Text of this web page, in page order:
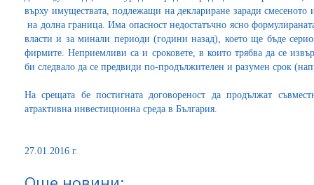
върху имуществата, подлежащи на деклариране заради смесеното
на долна граница. Има опасност недостатъчно ясно
власти и за минали периоди (години назад), което ще бъде
фирмите. Неприемливи са и сроковете, в които трябва да се
би следвало да се предвиди по-продължителен и разумен срок
На срещата бе постигната договореност да продължат
атрактивна инвестиционна среда в България.
27.01.2016 г.